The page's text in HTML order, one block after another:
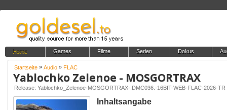
Home Games Filme Serien Dokus
Startseite » Audio » FLAC
Yablochko Zelenoe - MOSGORTRAX
Release: Yablochko_Zelenoe-MOSGORTRAX-.DMC036.-16BIT-WEB-FLAC-2026-TR
Inhaltsangabe